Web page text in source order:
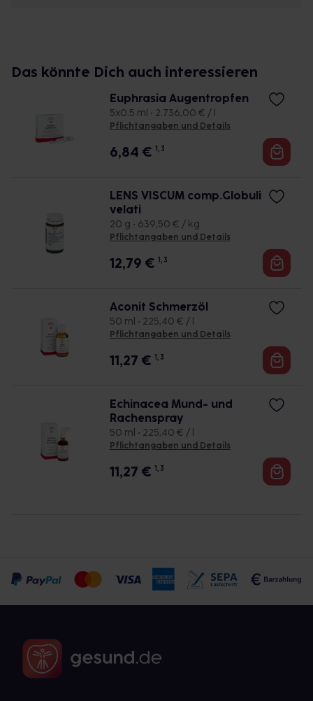
Das könnte Dich auch interessieren
Euphrasia Augentropfen
5x0.5 ml • 2.736,00 € / l
Pflichtangaben und Details
6,84 € 1, 3
LENS VISCUM comp.Globuli
velati
20 g • 639,50 € / kg
Pflichtangaben und Details
12,79 € 1, 3
Aconit Schmerzöl
50 ml • 225,40 € / l
Pflichtangaben und Details
11,27 € 1, 3
Echinacea Mund- und
Rachenspray
50 ml • 225,40 € / l
Pflichtangaben und Details
11,27 € 1, 3